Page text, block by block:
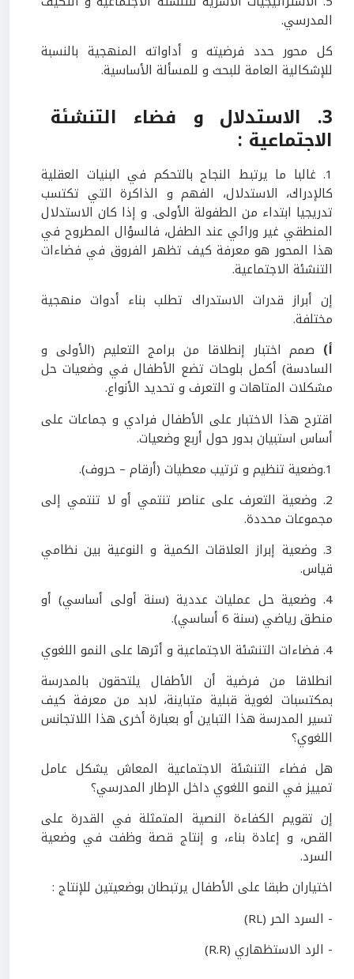
المدرسي.
كل محور حدد فرضيته و أداواته المنهجية بالنسبة
للإشكالية العامة للبحث و للمسألة الأساسية.
3. الاستدلال و فضاء التنشئة
الاجتماعية :
1. غالبا ما يرتبط النجاح بالتحكم في البنيات العقلية
كالإدراك، الاستدلال، الفهم و الذاكرة التي تكتسب
تدريجيا ابتداء من الطفولة الأولى. و إذا كان الاستدلال
المنطقي غير ورائي عند الطفل، فالسؤال المطروح في
هذا المحور هو معرفة كيف تظهر الفروق في فضاءات
التنشئة الاجتماعية.
إن أبراز قدرات الاستدراك تطلب بناء أدوات منهجية
مختلفة.
أ) صمم اختبار إنطلاقا من برامج التعليم (الأولى و
السادسة) أكمل بلوحات تضع الأطفال في وضعيات حل
مشكلات المتاهات و التعرف و تحديد الأنواع.
اقترح هذا الاختبار على الأطفال فرادي و جماعات على
أساس استبيان بدور حول أربع وضعيات.
1.وضعية تنظيم و ترتيب معطيات (أرقام – حروف).
2. وضعية التعرف على عناصر تنتمي أو لا تنتمي إلى
مجموعات محددة.
3. وضعية إبراز العلاقات الكمية و النوعية بين نظامي
قياس.
4. وضعية حل عمليات عددية (سنة أولى أساسي) أو
منطق رياضي (سنة 6 أساسي).
4. فضاءات التنشئة الاجتماعية و أثرها على النمو اللغوي
انطلاقا من فرضية أن الأطفال يلتحقون بالمدرسة
بمكتسبات لغوية قبلية متباينة، لابد من معرفة كيف
تسير المدرسة هذا التباين أو بعبارة أخرى هذا اللاتجانس
اللغوي؟
هل فضاء التنشئة الاجتماعية المعاش يشكل عامل
تمييز في النمو اللغوي داخل الإطار المدرسي؟
إن تقويم الكفاءة النصية المتمثلة في القدرة على
القص، و إعادة بناء، و إنتاج قصة وظفت في وضعية
السرد.
اختياران طبقا على الأطفال يرتبطان بوضعيتين للإنتاج :
- السرد الحر (RL)
- الرد الاستظهاري (R.R)